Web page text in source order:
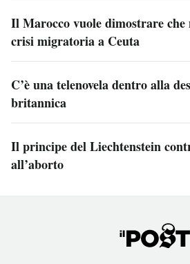
Il Marocco vuole dimostrare che
crisi migratoria a Ceuta
C’è una telenovela dentro alla
britannica
Il principe del Liechtenstein
all’aborto